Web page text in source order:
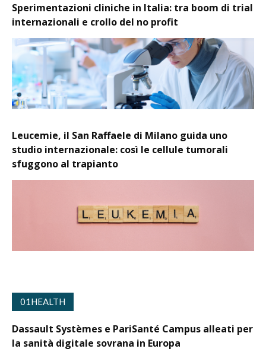
Sperimentazioni cliniche in Italia: tra boom di trial
internazionali e crollo del no profit
Leucemie, il San Raffaele di Milano guida uno
studio internazionale: così le cellule tumorali
sfuggono al trapianto
01HEALTH
Dassault Systèmes e PariSanté Campus alleati per
la sanità digitale sovrana in Europa